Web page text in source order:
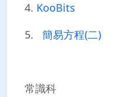
4. KooBits
5. 簡易方程(二)
常識科